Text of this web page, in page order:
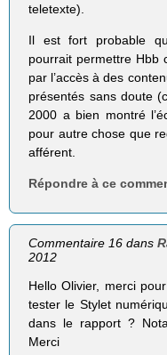
teletexte).
Il est fort probable
pourrait permettre Hbb
par l’accès à des
présentés sans doute
2000 a bien montré
pour autre chose que
afférent.
Répondre à ce
Commentaire 16 dans
2012
Hello Olivier, merci
tester le Stylet
dans le rapport ?
Merci